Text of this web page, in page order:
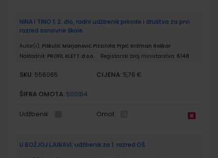
NINA I TINO 1; 2. dio, radni udžbenik prirode i društva za prvi
razred osnovne škole
Autor(i): Piškulić Marjanović Pizzitola Prpić Križman Roškar
Nakladnik: PROFIL KLETT d.o.o. Registarski broj ministarstva: 6148
SKU: 556065 CIJENA: 5,76 €
ŠIFRA OMOTA: 500164
Udžbenik Omot
U BOŽJOJ LJUBAVI; udžbenik za 1. razred OŠ